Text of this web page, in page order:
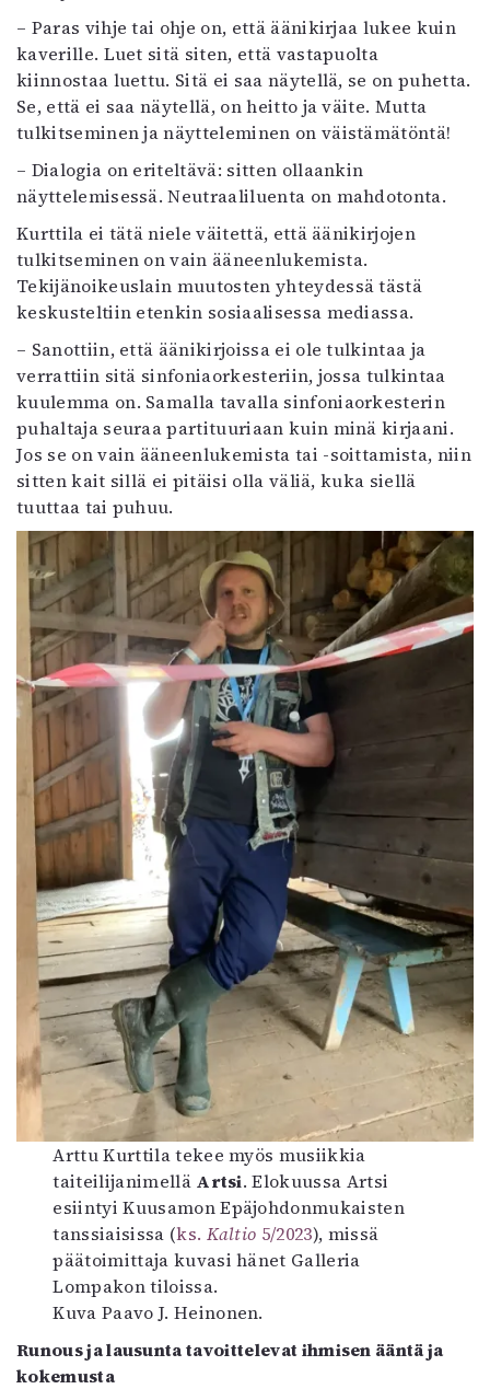
– Paras vihje tai ohje on, että äänikirjaa lukee kuin
kaverille. Luet sitä siten, että vastapuolta
kiinnostaa luettu. Sitä ei saa näytellä, se on puhetta.
Se, että ei saa näytellä, on heitto ja väite. Mutta
tulkitseminen ja näytteleminen on väistämätöntä!
– Dialogia on eriteltävä: sitten ollaankin
näyttelemisessä. Neutraaliluenta on mahdotonta.
Kurttila ei tätä niele väitettä, että äänikirjojen
tulkitseminen on vain ääneenlukemista.
Tekijänoikeuslain muutosten yhteydessä tästä
keskusteltiin etenkin sosiaalisessa mediassa.
– Sanottiin, että äänikirjoissa ei ole tulkintaa ja
verrattiin sitä sinfoniaorkesteriin, jossa tulkintaa
kuulemma on. Samalla tavalla sinfoniaorkesterin
puhaltaja seuraa partituuriaan kuin minä kirjaani.
Jos se on vain ääneenlukemista tai -soittamista, niin
sitten kait sillä ei pitäisi olla väliä, kuka siellä
tuuttaa tai puhuu.
Arttu Kurttila tekee myös musiikkia
taiteilijanimellä Artsi. Elokuussa Artsi
esiintyi Kuusamon Epäjohdonmukaisten
tanssiaisissa (ks. Kaltio 5/2023), missä
päätoimittaja kuvasi hänet Galleria
Lompakon tiloissa.
Kuva Paavo J. Heinonen.
Runous ja lausunta tavoittelevat ihmisen ääntä ja
kokemusta